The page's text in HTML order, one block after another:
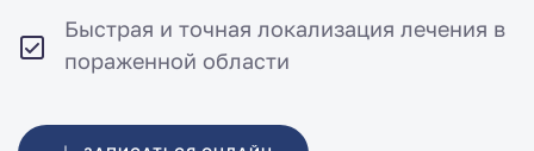
Быстрая и точная локализация лечения в
пораженной области